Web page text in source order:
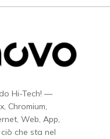
Hi-Tech! —
Chromium,
Web, App,
che sta nel